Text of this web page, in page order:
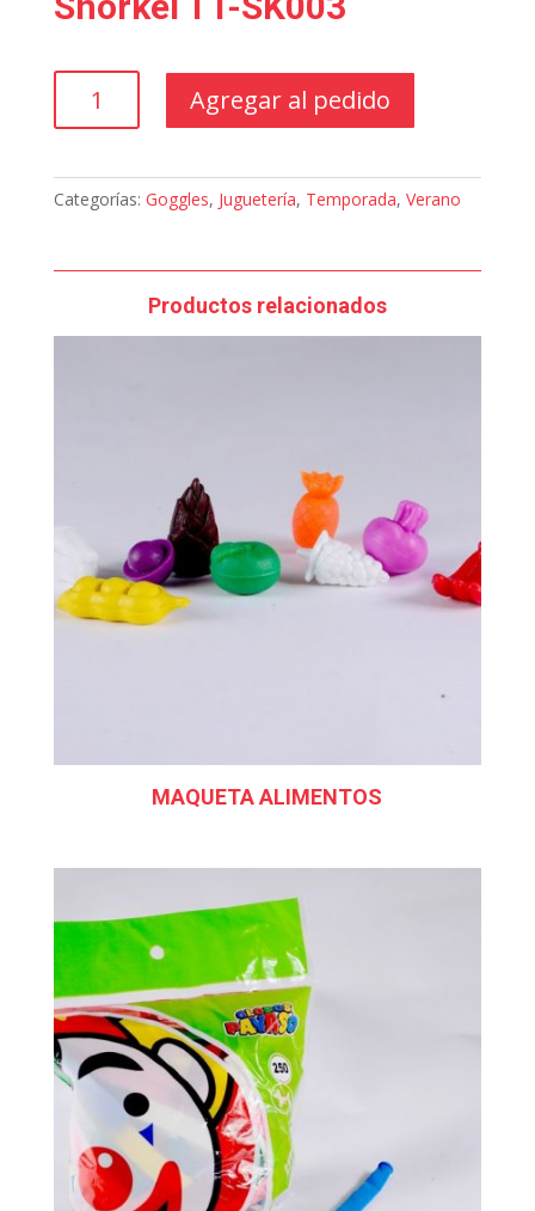
Agregar al pedido
Categorías: Goggles, Juguetería, Temporada, Verano
Productos relacionados
MAQUETA ALIMENTOS